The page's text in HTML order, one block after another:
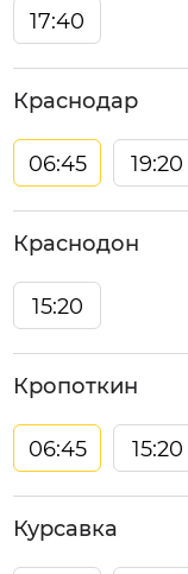
17:40
Краснодар
06:45 19:20
Краснодон
15:20
Кропоткин
06:45 15:20
Курсавка